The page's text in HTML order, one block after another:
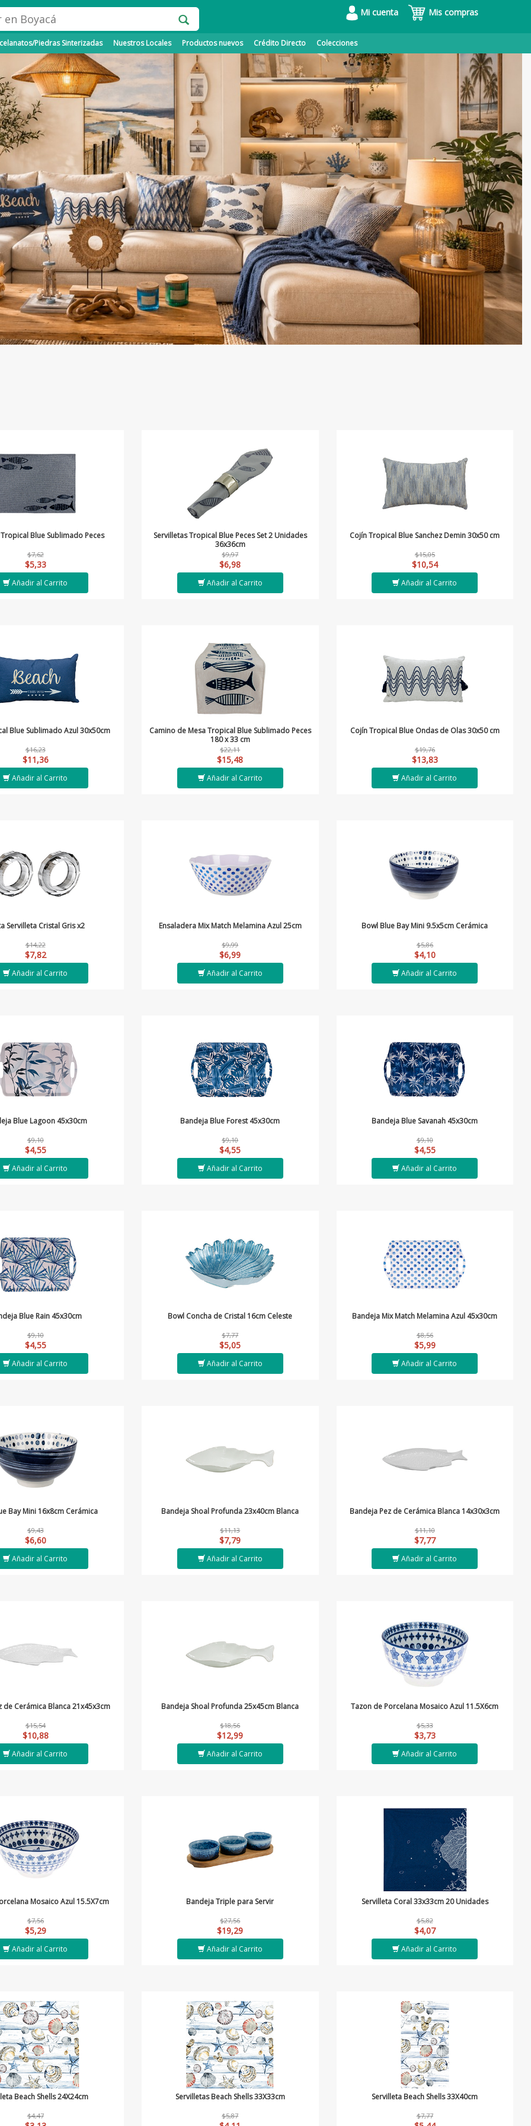
Mi cuenta Mis compras
Piedras Sinterizadas Nuestros Locales Productos nuevos Crédito Directo Colecciones
Blue Sublimado Peces
$7,62
$5,33
Añadir al Carrito
Servilletas Tropical Blue Peces Set 2 Unidades
36x36cm
$9,97
$6,98
Añadir al Carrito
Cojín Tropical Blue Sanchez Demin 30x50 cm
$15,05
$10,54
Añadir al Carrito
Blue Sublimado Azul 30x50cm
$16,23
$11,36
Añadir al Carrito
Camino de Mesa Tropical Blue Sublimado Peces
180 x 33 cm
$22,11
$15,48
Añadir al Carrito
Cojín Tropical Blue Ondas de Olas 30x50 cm
$19,76
$13,83
Añadir al Carrito
Servilleta Cristal Gris x2
$14,22
$7,82
Añadir al Carrito
Ensaladera Mix Match Melamina Azul 25cm
$9,99
$6,99
Añadir al Carrito
Bowl Blue Bay Mini 9.5x5cm Cerámica
$5,86
$4,10
Añadir al Carrito
Blue Lagoon 45x30cm
$9,10
$4,55
Añadir al Carrito
Bandeja Blue Forest 45x30cm
$9,10
$4,55
Añadir al Carrito
Bandeja Blue Savanah 45x30cm
$9,10
$4,55
Añadir al Carrito
Blue Rain 45x30cm
$9,10
$4,55
Añadir al Carrito
Bowl Concha de Cristal 16cm Celeste
$7,77
$5,05
Añadir al Carrito
Bandeja Mix Match Melamina Azul 45x30cm
$8,56
$5,99
Añadir al Carrito
Bay Mini 16x8cm Cerámica
$9,43
$6,60
Añadir al Carrito
Bandeja Shoal Profunda 23x40cm Blanca
$11,13
$7,79
Añadir al Carrito
Bandeja Pez de Cerámica Blanca 14x30x3cm
$11,10
$7,77
Añadir al Carrito
de Cerámica Blanca 21x45x3cm
$15,54
$10,88
Añadir al Carrito
Bandeja Shoal Profunda 25x45cm Blanca
$18,56
$12,99
Añadir al Carrito
Tazon de Porcelana Mosaico Azul 11.5X6cm
$5,33
$3,73
Añadir al Carrito
Mosaico Azul 15.5X7cm
$7,56
$5,29
Añadir al Carrito
Bandeja Triple para Servir
$27,56
$19,29
Añadir al Carrito
Servilleta Coral 33x33cm 20 Unidades
$5,82
$4,07
Añadir al Carrito
Beach Shells 24X24cm
$4,47
Servilletas Beach Shells 33X33cm
$5,87
Servilleta Beach Shells 33X40cm
$7,77